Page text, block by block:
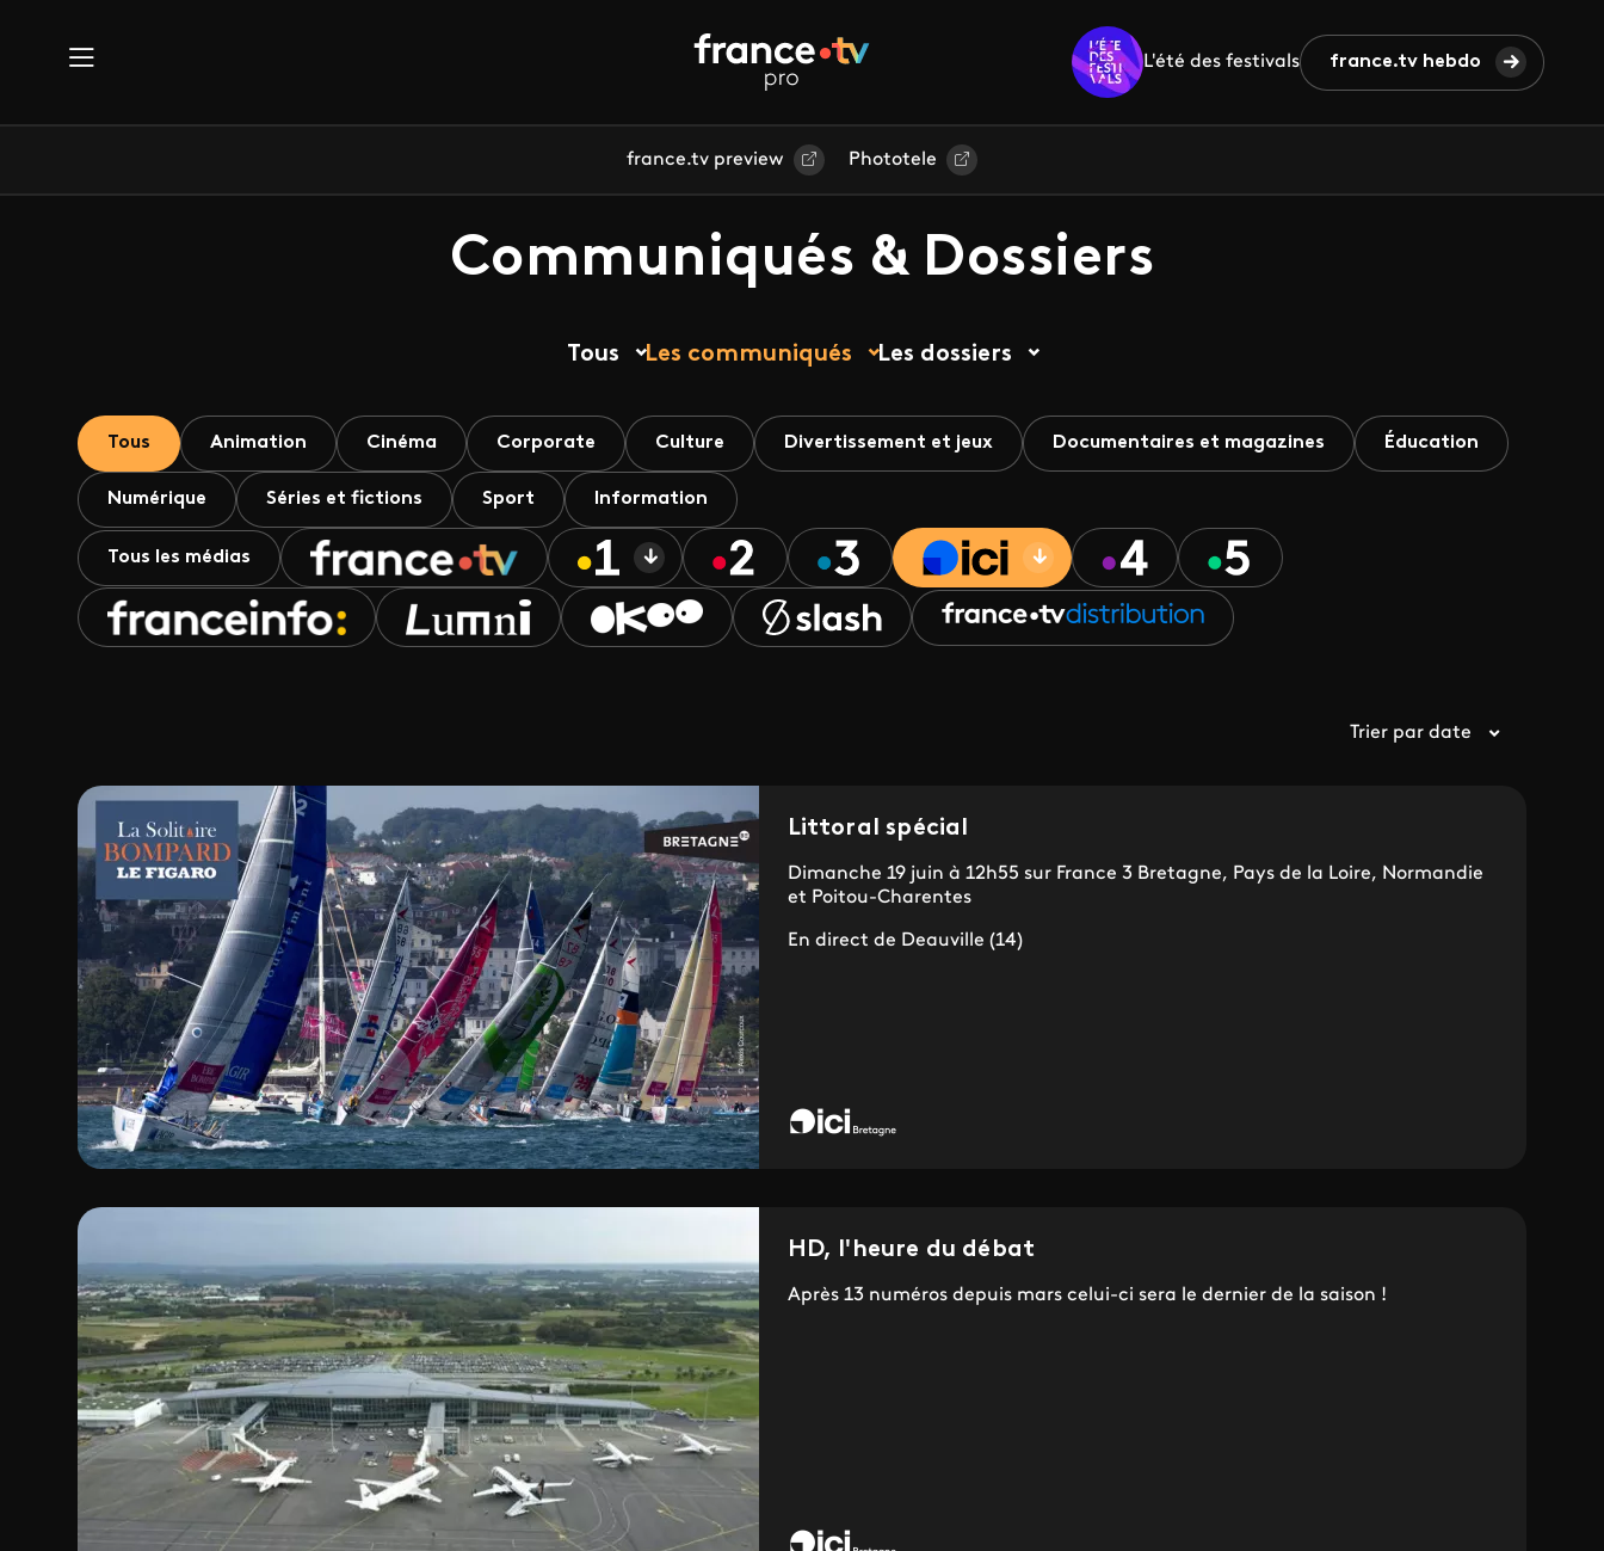
L'été des festivals france.tv hebdo
france.tv preview Phototele
Communiqués & Dossiers
Tous Les communiqués Les dossiers
Tous Animation Cinéma Corporate Culture Divertissement et jeux Documentaires et magazines Éducation
Numérique Séries et fictions Sport Information
Tous les médias
Trier par date
Littoral spécial
Dimanche 19 juin à 12h55 sur France 3 Bretagne, Pays de la Loire, Normandie
et Poitou-Charentes
En direct de Deauville (14)
HD, l'heure du débat
Après 13 numéros depuis mars celui-ci sera le dernier de la saison !